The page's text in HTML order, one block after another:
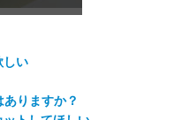
しい
りますか？